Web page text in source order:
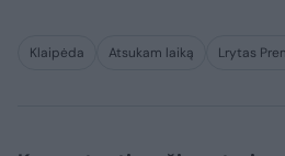
Klaipėda Atsukam laiką Lrytas